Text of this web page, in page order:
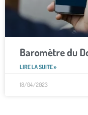
Baromètre du
LIRE LA SUITE »
18/04/2023